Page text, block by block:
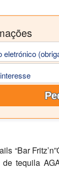
eletrónico
“Bar Fritz’n”
tequila